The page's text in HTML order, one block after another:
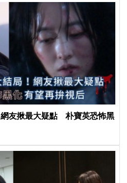
網友揪最大疑點 朴寶英恐怖黑